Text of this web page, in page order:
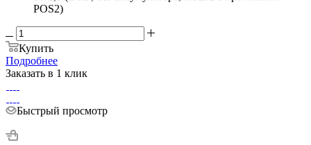
POS2)
Купить
Подробнее
Заказать в 1 клик
Быстрый просмотр